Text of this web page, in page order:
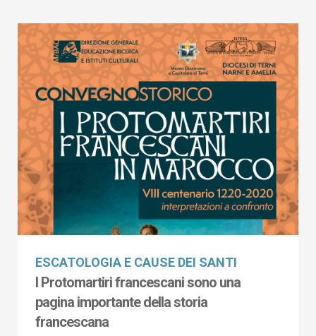
ESCATOLOGIA E CAUSE DEI SANTI
I Protomartiri francescani sono una
pagina importante della storia
francescana